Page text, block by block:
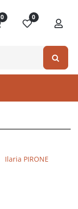
0 0
Ilaria PIRONE